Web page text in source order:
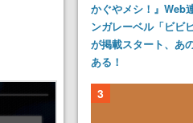
かぐやメシ！』Web
ンガレーベル「ビビ
が掲載スタート、あ
ある！
3